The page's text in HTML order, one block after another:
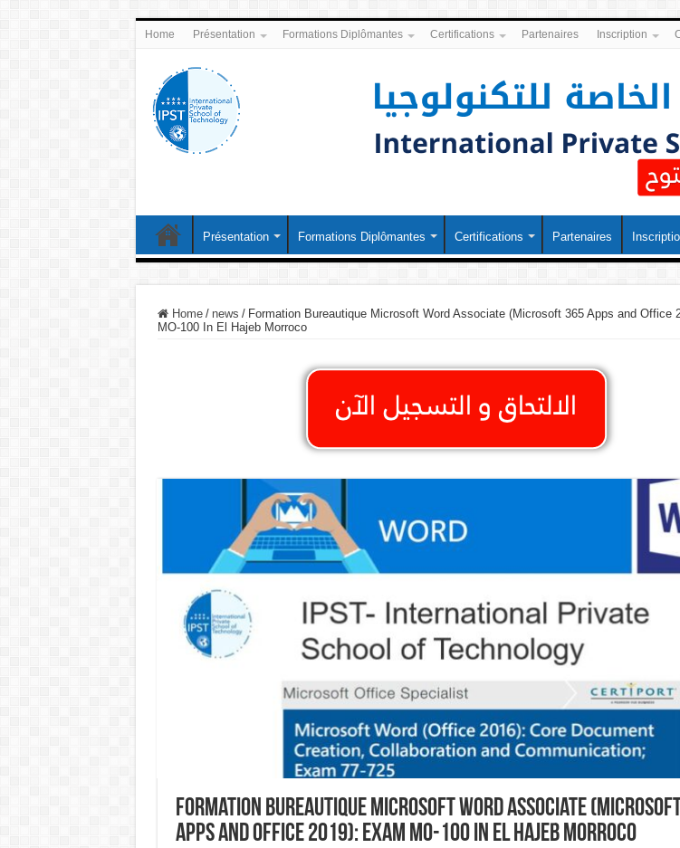
Home Présentation Formations Diplômantes Certifications Partenaires Inscription
Présentation Formations Diplômantes Certifications Partenaires
Home / news / Formation Bureautique Microsoft Word Associate (Microsoft 365 Apps and Office
MO-100 In El Hajeb Morroco
Formation Bureautique Microsoft Word Associate
Apps and Office 2019): Exam MO-100 In El Hajeb Morroco